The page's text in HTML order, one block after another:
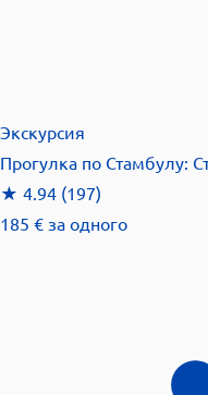
Экскурсия
Прогулка по Стамбулу:
★ 4.94 (197)
185 € за одного